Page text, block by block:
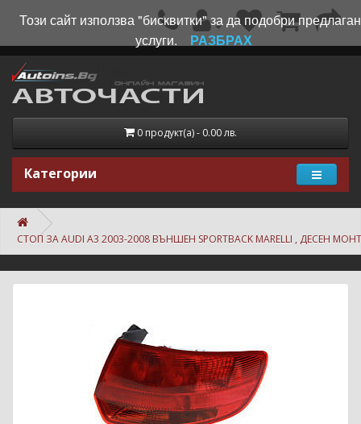
0 продукт(а) - 0.00 лв.
Категории
СТОП ЗА AUDI A3 2003-2008 ВЪНШЕН SPORTBACK MARELLI , ДЕСЕН
Този сайт използва "бисквитки" за да подобри
услуги.
РАЗБРАХ